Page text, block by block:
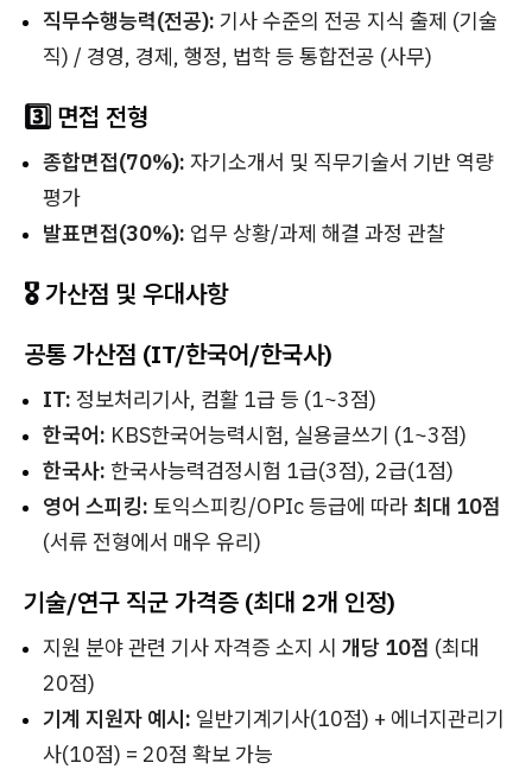
직무수행능력(전공): 기사 수준의 전공 지식 출제 (기술
직) / 경영, 경제, 행정, 법학 등 통합전공 (사무)
3️⃣ 면접 전형
종합면접(70%): 자기소개서 및 직무기술서 기반 역량
평가
발표면접(30%): 업무 상황/과제 해결 과정 관찰
🎖️ 가산점 및 우대사항
공통 가산점 (IT/한국어/한국사)
IT: 정보처리기사, 컴활 1급 등 (1~3점)
한국어: KBS한국어능력시험, 실용글쓰기 (1~3점)
한국사: 한국사능력검정시험 1급(3점), 2급(1점)
영어 스피킹: 토익스피킹/OPIc 등급에 따라최대 10점
(서류 전형에서 매우 유리)
기술/연구 직군 가격증 (최대 2개 인정)
지원 분야 관련 기사 자격증 소지 시 개당 10점 (최대
20점)
기계 지원자 예시: 일반기계기사(10점) + 에너지관리기
사(10점) = 20점 확보 가능